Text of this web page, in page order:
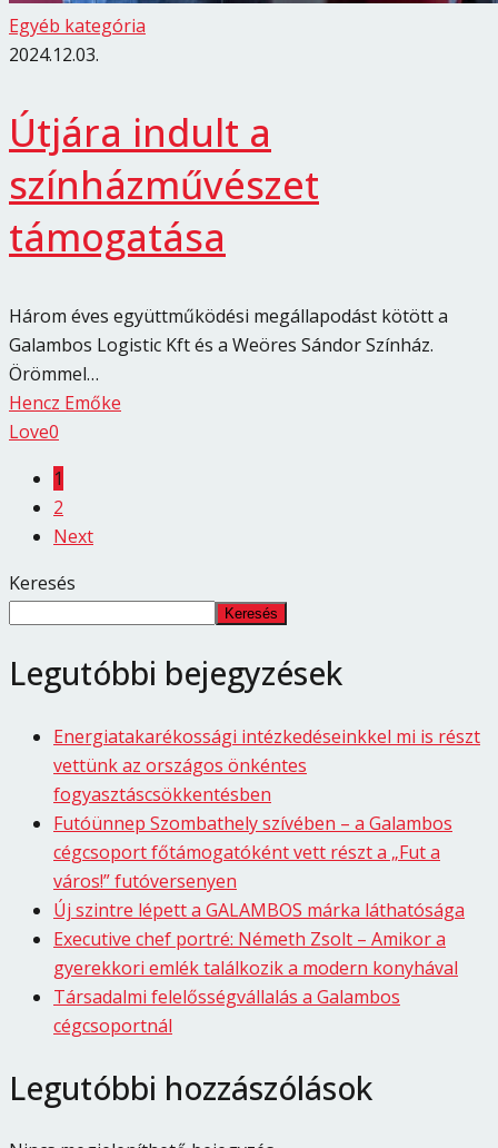
Egyéb kategória
2024.12.03.
Útjára indult a
színházművészet
támogatása
Három éves együttműködési megállapodást kötött a
Galambos Logistic Kft és a Weöres Sándor Színház.
Örömmel…
Hencz Emőke
Love0
1
2
Next
Keresés
Keresés
Legutóbbi bejegyzések
Energiatakarékossági intézkedéseinkkel mi is részt
vettünk az országos önkéntes
fogyasztáscsökkentésben
Futóünnep Szombathely szívében – a Galambos
cégcsoport főtámogatóként vett részt a „Fut a
város!” futóversenyen
Új szintre lépett a GALAMBOS márka láthatósága
Executive chef portré: Németh Zsolt – Amikor a
gyerekkori emlék találkozik a modern konyhával
Társadalmi felelősségvállalás a Galambos
cégcsoportnál
Legutóbbi hozzászólások